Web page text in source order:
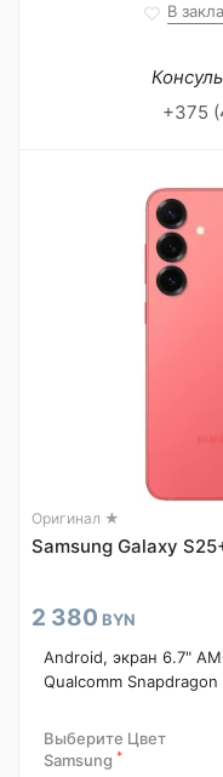
В
+375
Оригинал ★
Samsung Galaxy
2 380 BYN
Android, экран 6.7"
Qualcomm
Выберите Цвет
Samsung *